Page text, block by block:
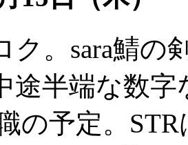
ク。sara鯖の
途半端な数
の予定。